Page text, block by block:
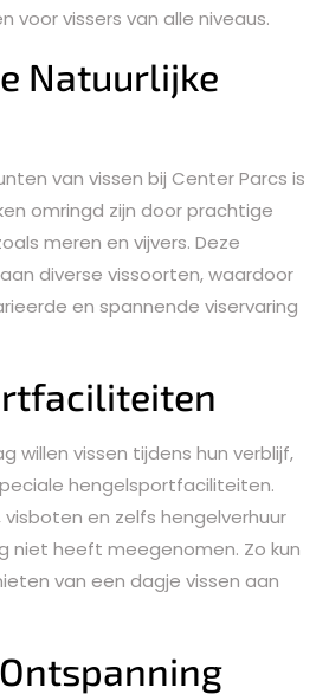
voor vissers van alle niveaus.
Natuurlijke
van vissen bij Center Parcs is
omringd zijn door prachtige
meren en vijvers. Deze
diverse vissoorten, waardoor
en spannende viservaring
willen vissen tijdens hun verblijf,
hengelsportfaciliteiten.
visboten en zelfs hengelverhuur
niet heeft meegenomen. Zo kun
van een dagje vissen aan